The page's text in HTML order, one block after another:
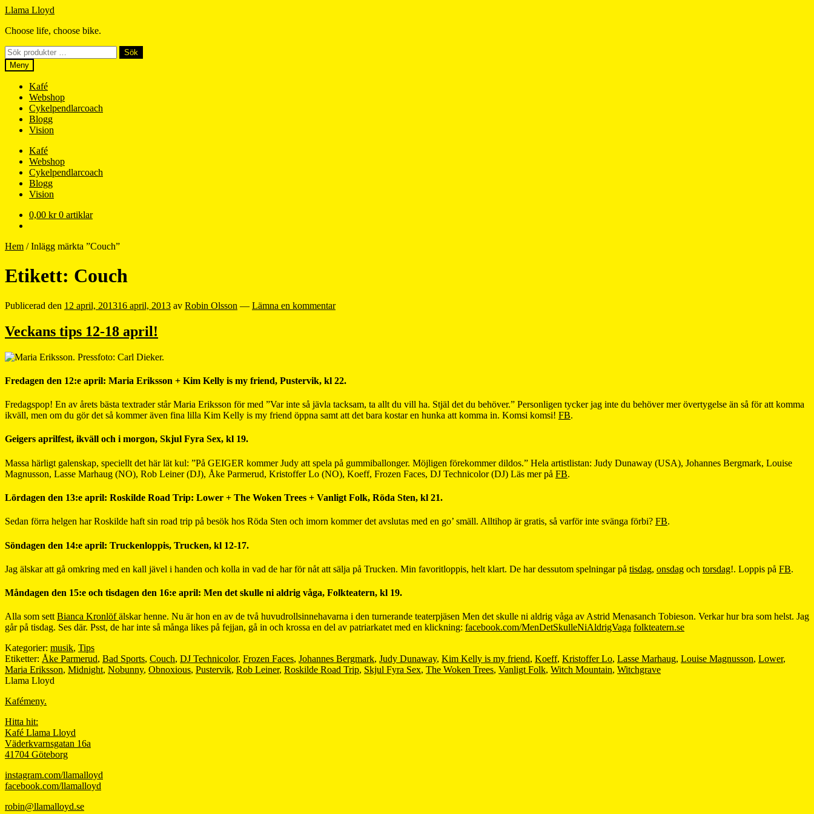
Hoppa
navigering
Hoppa
innehåll
Llama Lloyd
Choose life, choose bike.
Sök
efter:
Sök
Meny
Kafé
Webshop
Cykelpendlarcoach
Blogg
Vision
Kafé
Webshop
Cykelpendlarcoach
Blogg
Vision
0,00 kr 0 artiklar
Hem /Inlägg märkta ”Couch”
Etikett: Couch
Publicerad den 12 april, 201316 april, 2013 av Robin Olsson — Lämna en kommentar
Veckans tips 12-18 april!
Fredagen den 12:e april: Maria Eriksson + Kim Kelly is my friend, Pustervik, kl 22.
Fredagspop! En av årets bästa textrader står Maria Eriksson för med ”Var inte så jävla tacksam, ta allt du vill ha. Stjäl det du behöver.” Personligen tycker jag inte du behöver mer övertygelse än så för att komma
ikväll, men om du gör det så kommer även fina lilla Kim Kelly is my friend öppna samt att det bara kostar en hunka att komma in. Komsi komsi! FB.
Geigers aprilfest, ikväll och i morgon, Skjul Fyra Sex, kl 19.
Massa härligt galenskap, speciellt det här lät kul: ”På GEIGER kommer Judy att spela på gummiballonger. Möjligen förekommer dildos.” Hela artistlistan: Judy Dunaway (USA), Johannes Bergmark, Louise
Magnusson, Lasse Marhaug (NO), Rob Leiner (DJ), Åke Parmerud, Kristoffer Lo (NO), Koeff, Frozen Faces, DJ Technicolor (DJ) Läs mer på FB.
Lördagen den 13:e april: Roskilde Road Trip: Lower + The Woken Trees + Vanligt Folk, Röda Sten, kl 21.
Sedan förra helgen har Roskilde haft sin road trip på besök hos Röda Sten och imorn kommer det avslutas med en go’ smäll. Alltihop är gratis, så varför inte svänga förbi? FB.
Söndagen den 14:e april: Truckenloppis, Trucken, kl 12-17.
Jag älskar att gå omkring med en kall jävel i handen och kolla in vad de har för nåt att sälja på Trucken. Min favoritloppis, helt klart. De har dessutom spelningar på tisdag, onsdag och torsdag!. Loppis på FB.
Måndagen den 15:e och tisdagen den 16:e april: Men det skulle ni aldrig våga, Folkteatern, kl 19.
Alla som sett Bianca Kronlöfälskar henne. Nu är hon en av de två huvudrollsinnehavarna i den turnerande teaterpjäsen Men det skulle ni aldrig våga av Astrid Menasanch Tobieson. Verkar hur bra som helst. Jag
går på tisdag. Ses där. Psst, de har inte så många likes på fejjan, gå in och krossa en del av patriarkatet med en klickning: facebook.com/MenDetSkulleNiAldrigVaga folkteatern.se
Kategorier: musik, Tips
Etiketter: Åke Parmerud, Bad Sports, Couch, DJ Technicolor, Frozen Faces, Johannes Bergmark, Judy Dunaway, Kim Kelly is my friend, Koeff, Kristoffer Lo, Lasse Marhaug, Louise Magnusson, Lower,
Maria Eriksson, Midnight, Nobunny, Obnoxious, Pustervik, Rob Leiner, Roskilde Road Trip, Skjul Fyra Sex, The Woken Trees, Vanligt Folk, Witch Mountain, Witchgrave
Llama Lloyd
Kafémeny.
Hitta hit:
Kafé Llama Lloyd
Väderkvarnsgatan 16a
41704 Göteborg
instagram.com/llamalloyd
facebook.com/llamalloyd
robin@llamalloyd.se